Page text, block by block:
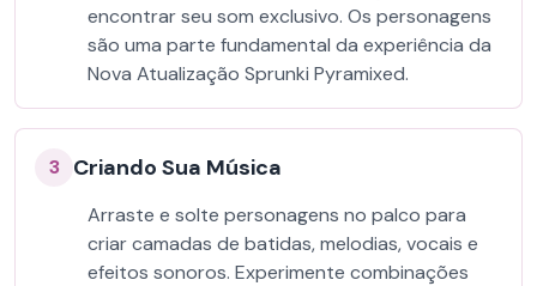
encontrar seu som exclusivo. Os personagens
são uma parte fundamental da experiência da
Nova Atualização Sprunki Pyramixed.
3 Criando Sua Música
Arraste e solte personagens no palco para
criar camadas de batidas, melodias, vocais e
efeitos sonoros. Experimente combinações